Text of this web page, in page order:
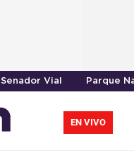
Senador Vial Parque
EN VIVO